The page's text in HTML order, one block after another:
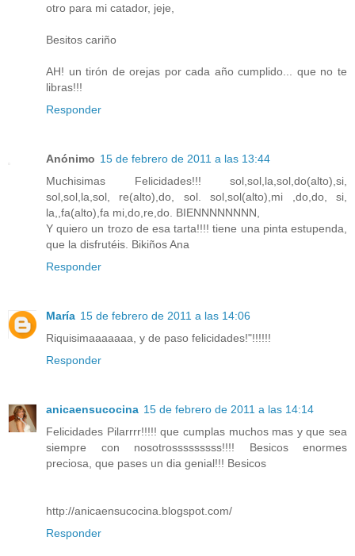
otro para mi catador, jeje,
Besitos cariño
AH! un tirón de orejas por cada año cumplido... que no te
libras!!!
Responder
Anónimo 15 de febrero de 2011 a las 13:44
Muchisimas Felicidades!!! sol,sol,la,sol,do(alto),si,
sol,sol,la,sol, re(alto),do, sol. sol,sol(alto),mi ,do,do, si,
la,,fa(alto),fa mi,do,re,do. BIENNNNNNNN,
Y quiero un trozo de esa tarta!!!! tiene una pinta estupenda,
que la disfrutéis. Bikiños Ana
Responder
María 15 de febrero de 2011 a las 14:06
Riquisimaaaaaaa, y de paso felicidades!"!!!!!!
Responder
anicaensucocina 15 de febrero de 2011 a las 14:14
Felicidades Pilarrrr!!!!! que cumplas muchos mas y que sea
siempre con nosotrosssssssss!!!! Besicos enormes
preciosa, que pases un dia genial!!! Besicos
http://anicaensucocina.blogspot.com/
Responder